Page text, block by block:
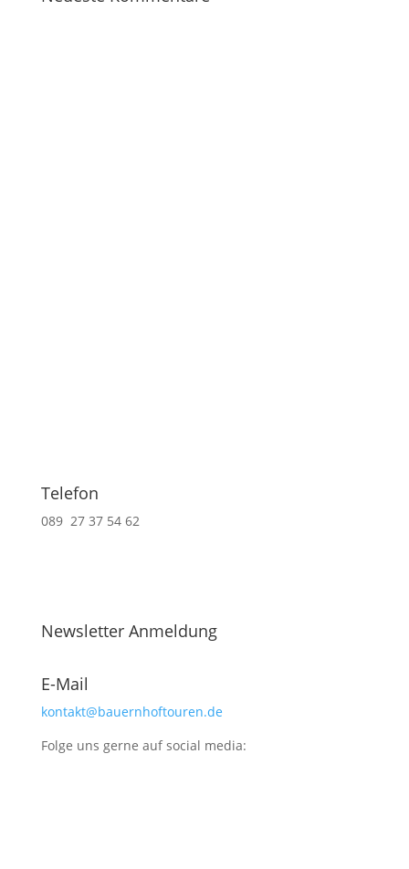
Telefon
089 27 37 54 62
Newsletter Anmeldung
E-Mail
kontakt@bauernhoftouren.de
Folge uns gerne auf social media: